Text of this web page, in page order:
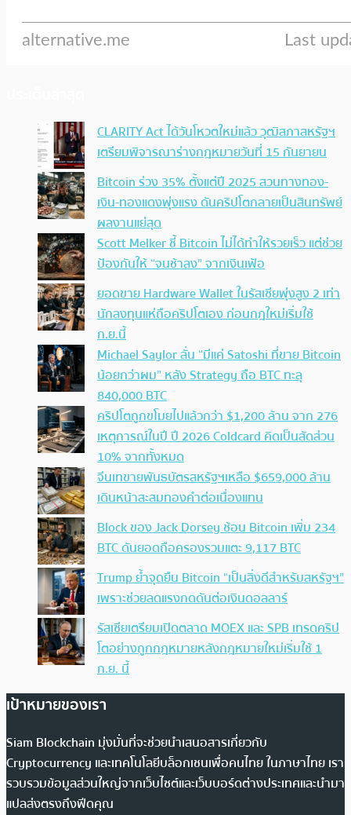
CLARITY Act ได้วันโหวตใหม่แล้ว วุฒิสภาสหรัฐฯ
เตรียมพิจารณาร่างกฎหมายวันที่ 15 กันยายน
Bitcoin ร่วง 35% ตั้งแต่ปี 2025 สวนทางทอง-
เงิน-ทองแดงพุ่งแรง ดันคริปโตกลายเป็นสินทรัพย์
ผลงานแย่สุด
Scott Melker ชี้ Bitcoin ไม่ได้ทำให้รวยเร็ว แต่ช่วย
ป้องกันให้ “จนช้าลง” จากเงินเฟ้อ
ยอดขาย Hardware Wallet ในรัสเซียพุ่งสูง 2 เท่า
นักลงทุนแห่ถือคริปโตเอง ก่อนกฎใหม่เริ่มใช้
ก.ย.นี้
Michael Saylor ลั่น “มีแค่ Satoshi ที่ขาย Bitcoin
น้อยกว่าผม” หลัง Strategy ถือ BTC ทะลุ
840,000 BTC
คริปโตถูกขโมยไปแล้วกว่า $1,200 ล้าน จาก 276
เหตุการณ์ในปี ปี 2026 Coldcard คิดเป็นสัดส่วน
10% จากทั้งหมด
จีนเทขายพันธบัตรสหรัฐฯเหลือ $659,000 ล้าน
เดินหน้าสะสมทองคำต่อเนื่องแทน
Block ของ Jack Dorsey ช้อน Bitcoin เพิ่ม 234
BTC ดันยอดถือครองรวมแตะ 9,117 BTC
Trump ย้ำจุดยืน Bitcoin “เป็นสิ่งดีสำหรับสหรัฐฯ”
เพราะช่วยลดแรงกดดันต่อเงินดอลลาร์
รัสเซียเตรียมเปิดตลาด MOEX และ SPB เทรดคริป
โตอย่างถูกกฎหมายหลังกฎหมายใหม่เริ่มใช้ 1
ก.ย. นี้
เป้าหมายของเรา
Siam Blockchain มุ่งมั่นที่จะช่วยนำเสนอสารเกี่ยวกับ
Cryptocurrency และเทคโนโลยีบล็อกเชนเพื่อคนไทย ในภาษาไทย เรา
รวบรวมข้อมูลส่วนใหญ่จากเว็บไซต์และเว็บบอร์ดต่างประเทศและนำมา
แปลส่งตรงถึงฟีดคุณ